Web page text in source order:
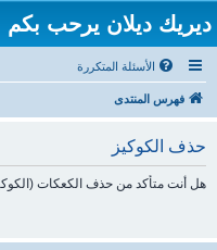
ديريك ديلان يرحب بكم
الأسئلة المتكررة
فهرس المنتدى
حذف الكوكيز
هل أنت متأكد من حذف الكعكات